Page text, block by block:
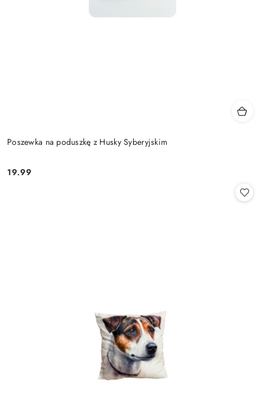
Poszewka na poduszkę z Husky Syberyjskim
Cena:
19.99